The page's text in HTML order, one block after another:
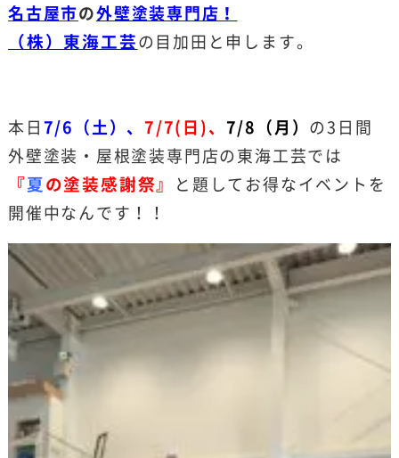
名古屋市の外壁塗装専門店！
（株）東海工芸 の目加田と申します。
本日 7/6（土）、7/7(日)、 7/8（月） の3日間
外壁塗装・屋根塗装専門店の東海工芸では
『夏 の塗装感謝祭』
と題してお得なイベントを
開催中なんです！！